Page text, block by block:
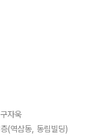
자욱
(역삼동, 동림빌딩)